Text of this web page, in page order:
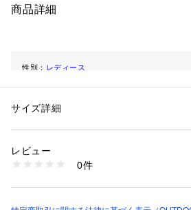
商品詳細
性別： レディース
素材：本体:綿100%
洗濯：本体:手洗い可能
サイズ詳細
レビュー
0件